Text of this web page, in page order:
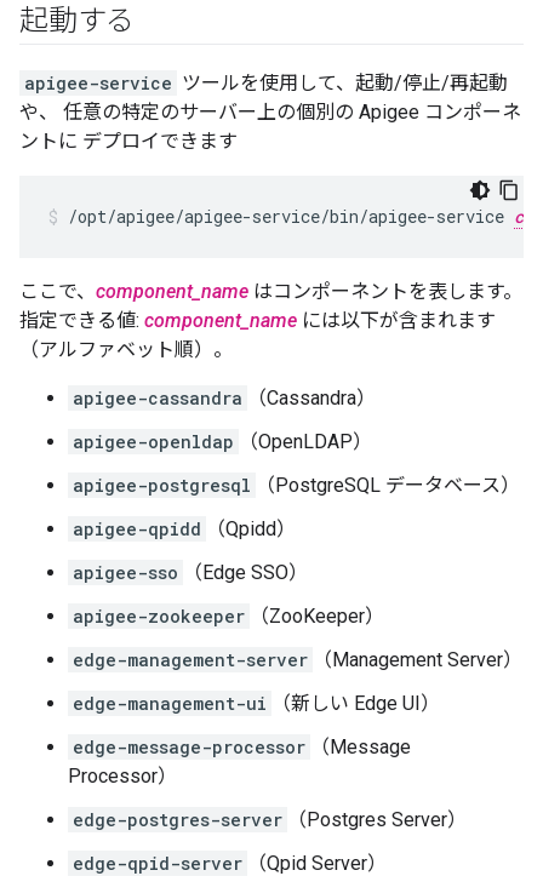
起動する
apigee-service ツールを使用して、起動/停止/再起動
や、 任意の特定のサーバー上の個別の Apigee コンポーネ
ントに デプロイできます
/opt/apigee/apigee-service/bin/apigee-service
ここで、 component_name はコンポーネントを表します。
指定できる値: component_name には以下が含まれます
（アルファベット順）。
apigee-cassandra
（Cassandra）
apigee-openldap
（OpenLDAP）
apigee-postgresql
（PostgreSQL データベース）
apigee-qpidd
（Qpidd）
apigee-sso
（Edge SSO）
apigee-zookeeper
（ZooKeeper）
edge-management-server
（Management Server）
edge-management-ui
（新しい Edge UI）
edge-message-processor
（Message
Processor）
edge-postgres-server
（Postgres Server）
edge-qpid-server
（Qpid Server）